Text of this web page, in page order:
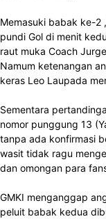
Memasuki babak ke-2
pundi Gol di menit
raut muka Coach
Namum ketenangan
keras Leo Laupada
Sementara
nomor punggung 13
tanpa ada konfirmasi
wasit tidak ragu
dan omongan para
GMKI menganggap
peluit babak kedua